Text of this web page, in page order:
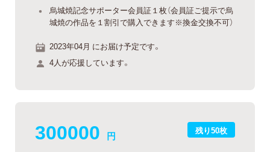
烏城焼記念サポーター会員証１枚（会員証ご提示で烏
城焼の作品を１割引で購入できます※換金交換不可）
2023年04月 にお届け予定です。
4人が応援しています。
残り50枚
300000 円